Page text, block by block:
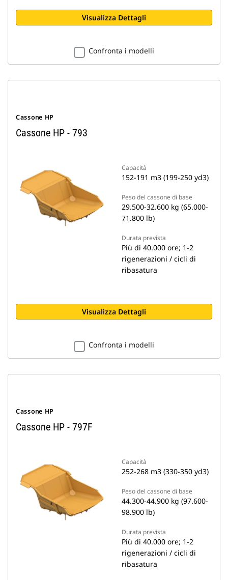
Visualizza Dettagli
Confronta i modelli
Cassone HP
Cassone HP - 793
Capacità
152-191 m3 (199-250 yd3)
Peso del cassone di base
29.500-32.600 kg (65.000-
71.800 lb)
Durata prevista
Più di 40.000 ore; 1-2
rigenerazioni / cicli di
ribasatura
Visualizza Dettagli
Confronta i modelli
Cassone HP
Cassone HP - 797F
Capacità
252-268 m3 (330-350 yd3)
Peso del cassone di base
44.300-44.900 kg (97.600-
98.900 lb)
Durata prevista
Più di 40.000 ore; 1-2
rigenerazioni / cicli di
ribasatura